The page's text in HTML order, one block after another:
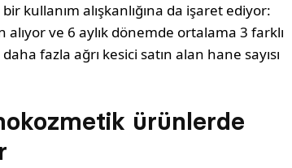
kullanım alışkanlığına da işaret ediyor:
ve 6 aylık dönemde ortalama 3 farklı
fazla ağrı kesici satın alan hane sayısı
ürünlerde